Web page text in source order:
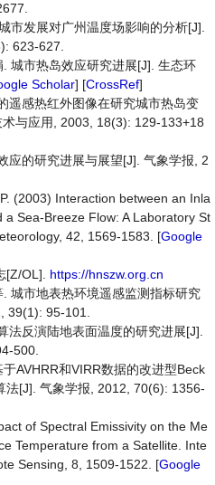
市发展对广州温度场影响的分析[J].
623-627.
城市热岛效应研究进展[J]. 生态环
Scholar] [CrossRef]
遥感热红外图像在研究城市热岛变
与应用, 2003, 18(3): 129-133+18
应的研究进展与展望[J]. 气象学报, 2
(2003) Interaction between an Inla
Sea-Breeze Flow: A Laboratory St
42, 1569-1583. [Google
[Z/OL]. https://hnszw.org.cn
城市地表热环境遥感监测指标研究
39(1): 95-101.
法反演陆地表面温度的研究进展[J].
500.
AVHRR和VIRR数据的改进型Beck
法[J]. 气象学报, 2012, 70(6): 1356-
of Spectral Emissivity on the Me
Temperature from a Satellite. Inte
Sensing, 8, 1509-1522. [Google